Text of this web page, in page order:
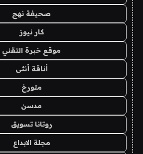
صحيفة نهج
كار نيوز
موقع خبرة التقني
أناقة أنثى
متورخ
مدسن
روتانا تسويق
مجلة الابداع